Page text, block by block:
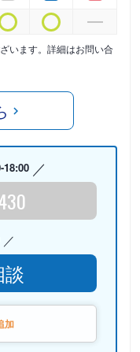
います。詳細はお問い合
18:00
加